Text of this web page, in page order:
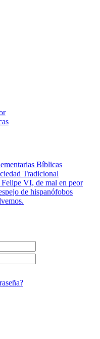
Bíblicas
Tradicional
VI, de mal en peor
de hispanófobos